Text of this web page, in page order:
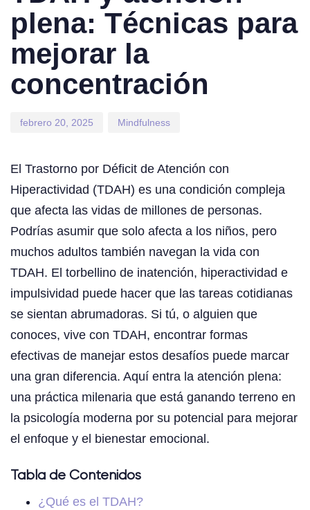
plena: Técnicas para
mejorar la
concentración
febrero 20, 2025 Mindfulness
El Trastorno por Déficit de Atención con
Hiperactividad (TDAH) es una condición compleja
que afecta las vidas de millones de personas.
Podrías asumir que solo afecta a los niños, pero
muchos adultos también navegan la vida con
TDAH. El torbellino de inatención, hiperactividad e
impulsividad puede hacer que las tareas cotidianas
se sientan abrumadoras. Si tú, o alguien que
conoces, vive con TDAH, encontrar formas
efectivas de manejar estos desafíos puede marcar
una gran diferencia. Aquí entra la atención plena:
una práctica milenaria que está ganando terreno en
la psicología moderna por su potencial para mejorar
el enfoque y el bienestar emocional.
Tabla de Contenidos
¿Qué es el TDAH?